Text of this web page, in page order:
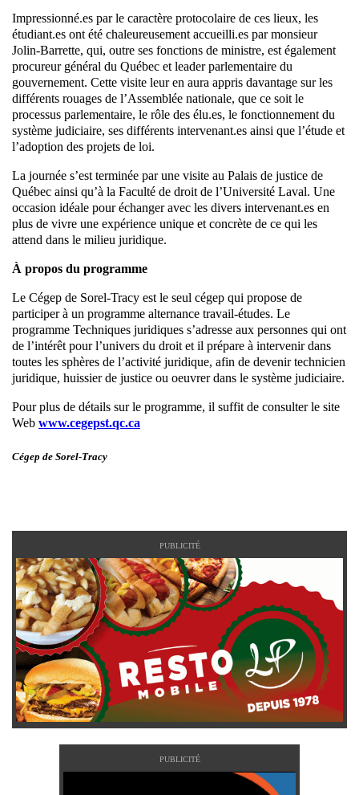
Impressionné.es par le caractère protocolaire de ces lieux, les
étudiant.es ont été chaleureusement accueilli.es par monsieur
Jolin-Barrette, qui, outre ses fonctions de ministre, est également
procureur général du Québec et leader parlementaire du
gouvernement. Cette visite leur en aura appris davantage sur les
différents rouages de l’Assemblée nationale, que ce soit le
processus parlementaire, le rôle des élu.es, le fonctionnement du
système judiciaire, ses différents intervenant.es ainsi que l’étude et
l’adoption des projets de loi.
La journée s’est terminée par une visite au Palais de justice de
Québec ainsi qu’à la Faculté de droit de l’Université Laval. Une
occasion idéale pour échanger avec les divers intervenant.es en
plus de vivre une expérience unique et concrète de ce qui les
attend dans le milieu juridique.
À propos du programme
Le Cégep de Sorel-Tracy est le seul cégep qui propose de
participer à un programme alternance travail-études. Le
programme Techniques juridiques s’adresse aux personnes qui ont
de l’intérêt pour l’univers du droit et il prépare à intervenir dans
toutes les sphères de l’activité juridique, afin de devenir technicien
juridique, huissier de justice ou oeuvrer dans le système judiciaire.
Pour plus de détails sur le programme, il suffit de consulter le site
Web www.cegepst.qc.ca
Cégep de Sorel-Tracy
PUBLICITÉ
PUBLICITÉ